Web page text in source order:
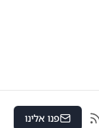
RSS פנו אלינו